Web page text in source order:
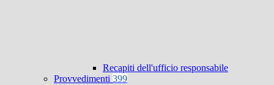
Recapiti dell'ufficio responsabile
Provvedimenti 399